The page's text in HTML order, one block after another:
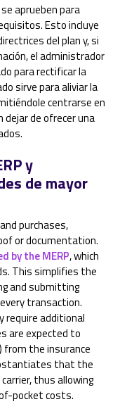
aprueben para
Esto incluye
del plan y, si
el administrador
para rectificar la
sirve para aliviar la
centrarse en
dejar de ofrecer una
y
de mayor
purchases,
or documentation.
by the MERP, which
This simplifies the
and submitting
transaction.
require additional
are expected to
from the insurance
that the
thus allowing
pocket costs.